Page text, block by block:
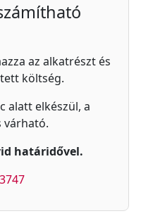
az alkatrészt és
költség.
alatt elkészül, a
várható.
határidővel.